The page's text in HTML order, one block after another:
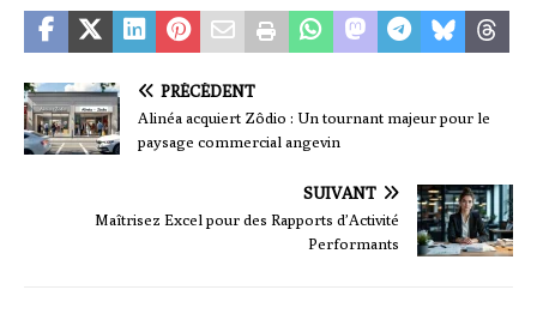
PRÉCÉDENT
Alinéa acquiert Zôdio : Un tournant majeur pour le
paysage commercial angevin
SUIVANT
Maîtrisez Excel pour des Rapports d’Activité
Performants